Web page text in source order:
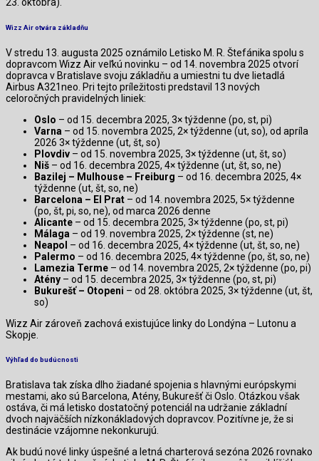
Wizz Air otvára základňu
V stredu 13. augusta 2025 oznámilo Letisko M. R. Štefánika spolu s
dopravcom Wizz Air veľkú novinku – od 14. novembra 2025 otvorí
dopravca v Bratislave svoju základňu a umiestni tu dve lietadlá
Airbus A321neo. Pri tejto príležitosti predstavil 13 nových
celoročných pravidelných liniek:
Oslo – od 15. decembra 2025, 3× týždenne (po, st, pi)
Varna – od 15. novembra 2025, 2× týždenne (ut, so), od apríla
2026 3× týždenne (ut, št, so)
Plovdiv – od 15. novembra 2025, 3× týždenne (ut, št, so)
Niš – od 16. decembra 2025, 4× týždenne (ut, št, so, ne)
Bazilej – Mulhouse – Freiburg – od 16. decembra 2025, 4×
týždenne (ut, št, so, ne)
Barcelona – El Prat – od 14. novembra 2025, 5× týždenne
(po, št, pi, so, ne), od marca 2026 denne
Alicante – od 15. decembra 2025, 3× týždenne (po, st, pi)
Málaga – od 19. novembra 2025, 2× týždenne (st, ne)
Neapol – od 16. decembra 2025, 4× týždenne (ut, št, so, ne)
Palermo – od 16. decembra 2025, 4× týždenne (po, št, so, ne)
Lamezia Terme – od 14. novembra 2025, 2× týždenne (po, pi)
Atény – od 15. decembra 2025, 3× týždenne (po, st, pi)
Bukurešť – Otopeni – od 28. októbra 2025, 3× týždenne (ut, št,
so)
Wizz Air zároveň zachová existujúce linky do Londýna – Lutonu a
Skopje.
Výhľad do budúcnosti
Bratislava tak získa dlho žiadané spojenia s hlavnými európskymi
mestami, ako sú Barcelona, Atény, Bukurešť či Oslo. Otázkou však
ostáva, či má letisko dostatočný potenciál na udržanie základní
dvoch najväčších nízkonákladových dopravcov. Pozitívne je, že si
destinácie vzájomne nekonkurujú.
Ak budú nové linky úspešné a letná charterová sezóna 2026 rovnako